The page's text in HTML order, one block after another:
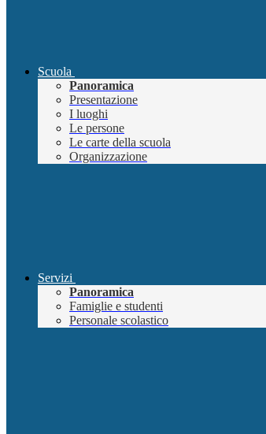
Scuola
Panoramica
Presentazione
I luoghi
Le persone
Le carte della scuola
Organizzazione
Servizi
Panoramica
Famiglie e studenti
Personale scolastico